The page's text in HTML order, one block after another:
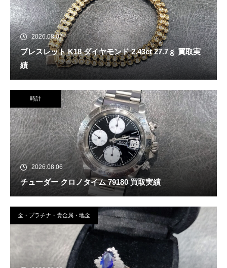
2026.08.07
ブレスレット K18 ダイヤモンド 2.43ct 27.7ｇ 買取実
績
時計
2026.08.06
チューダー クロノタイム 79180 買取実績
金・プラチナ・貴金属・地金